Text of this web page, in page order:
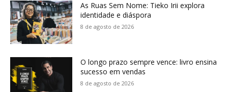
As Ruas Sem Nome: Tieko Irii explora
identidade e diáspora
8 de agosto de 2026
O longo prazo sempre vence: livro ensina
sucesso em vendas
8 de agosto de 2026